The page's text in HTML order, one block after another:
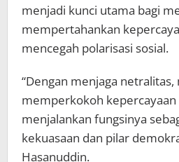
menjadi kunci utama bagi
mempertahankan
mencegah polarisasi sosial.
“Dengan menjaga
memperkokoh kepercayaan
menjalankan fungsinya
kekuasaan dan pilar
Hasanuddin.